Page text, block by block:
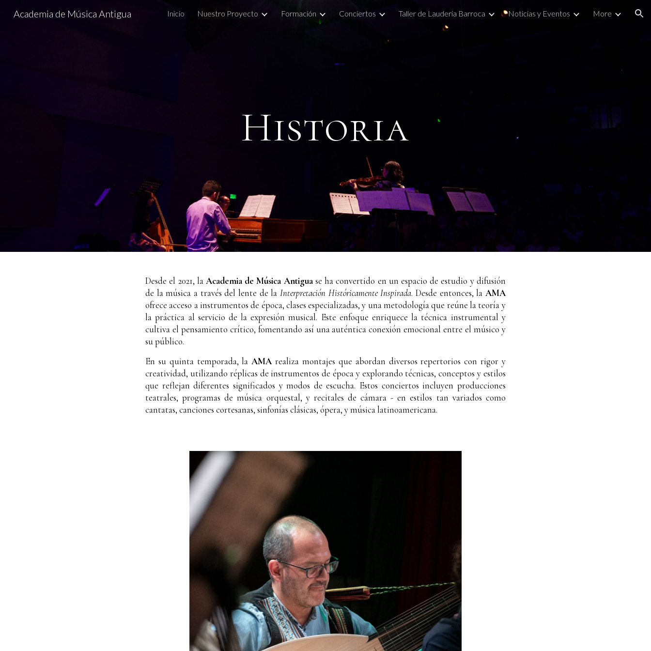
Skip to main content Skip to navigation
Academia de Música Antigua Inicio Nuestro Proyecto Formación Conciertos Taller de Laudería Barroca Noticias y Eventos More
Historia
Desde el 2021, laAcademia de Música Antigua se ha convertido en un espacio de estudio y difusión
de la música a través del lente de la Interpretación Históricamente Inspirada. Desde entonces, la AMA
ofrece acceso a instrumentos de época, clases especializadas, y una metodología que reúne la teoría y
la práctica al servicio de la expresión musical. Este enfoque enriquece la técnica instrumental y
cultiva el pensamiento crítico, fomentando así una auténtica conexión emocional entre el músico y
su público.
En su quinta temporada, laAMArealiza montajes que abordan diversos repertorios conrigor y
creatividad, utilizando réplicas de instrumentos de época y explorando técnicas, conceptos y estilos
que reflejan diferentes significados y modos de escucha. Estos conciertos incluyen producciones
teatrales, programas de música orquestal, y recitales de cámara - en estilos tan variados como
cantatas, canciones cortesanas, sinfonías clásicas, ópera, y música latinoamericana.